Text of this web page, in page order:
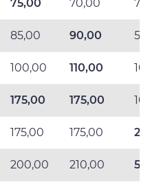
75,00 70,00
85,00 90,00
100,00 110,00
175,00 175,00
175,00 175,00
200,00 210,00